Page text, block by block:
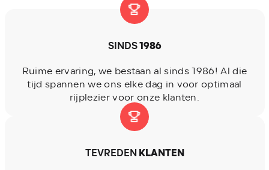
SINDS1986
Ruime ervaring, we bestaan al sinds 1986! Al die
tijd spannen we ons elke dag in voor optimaal
rijplezier voor onze klanten.
TEVREDEN KLANTEN